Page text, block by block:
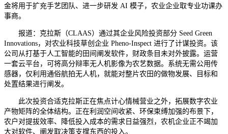
金将用于扩充手艺团队、进一步研发 AI 模子，农业企业取专业功课办
事商。
报道：克拉斯（CLAAS）通过其企业风险投资部分 Seed Green
Innovations，对农业科技草创企业 Pheno-Inspect 进行了计谋投资。该
公司从打基于人工智能的田间阐发软件，财政条目未对外披露。运营
一套云平台，可将高分辩率无人机影像为农艺数据。系统无需公用传
感器，仅利用通俗航拍无人机，就能对整片农田的做物发展、目标和
处置结果进行阐发。
此次投资合适克拉斯正在焦点计心情械营业之外，拓展数字农业
产物矩阵的全体结构。正在利润空间收紧、环保束缚加强的布景下，
农户对提拔效率、降低投入成本的需求日益强烈，农机企业正不竭加
大对软件、阐发取决策支撑东西的投入。